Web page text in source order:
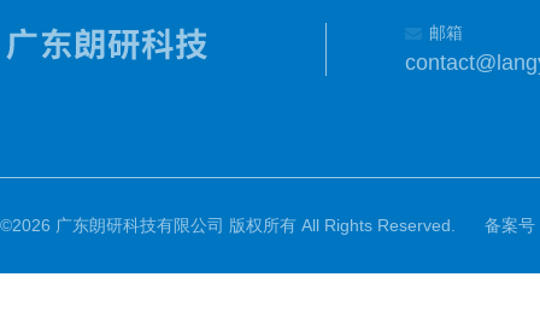
邮箱
©2026 广东朗研科技有限公司 版权所有 All Rights Reserved. 备案号